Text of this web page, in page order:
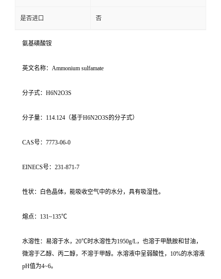
是否进口 否
氨基磺酸铵
英文名称：Ammonium sulfamate
分子式：H6N2O3S
分子量：114.124（基于H6N2O3S的分子式）
CAS号：7773-06-0
EINECS号：231-871-7
性状：白色晶体，能吸收空气中的水分，具有吸湿性。
熔点：131~135℃
水溶性：易溶于水，20℃时水溶性为1950g/L，也溶于甲酰胺和甘油，
微溶于乙醇、丙二醇，不溶于甲醇。水溶液中呈弱酸性，10%的水溶液
pH值为4~6。